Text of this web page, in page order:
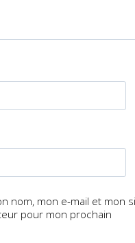
nom, mon e-mail et mon
pour mon prochain